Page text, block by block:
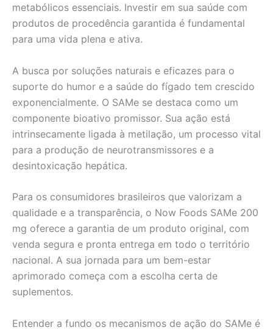
metabólicos essenciais. Investir em sua saúde com
produtos de procedência garantida é fundamental
para uma vida plena e ativa.
A busca por soluções naturais e eficazes para o
suporte do humor e a saúde do fígado tem crescido
exponencialmente. O SAMe se destaca como um
componente bioativo promissor. Sua ação está
intrinsecamente ligada à metilação, um processo vital
para a produção de neurotransmissores e a
desintoxicação hepática.
Para os consumidores brasileiros que valorizam a
qualidade e a transparência, o Now Foods SAMe 200
mg oferece a garantia de um produto original, com
venda segura e pronta entrega em todo o território
nacional. A sua jornada para um bem-estar
aprimorado começa com a escolha certa de
suplementos.
Entender a fundo os mecanismos de ação do SAMe é